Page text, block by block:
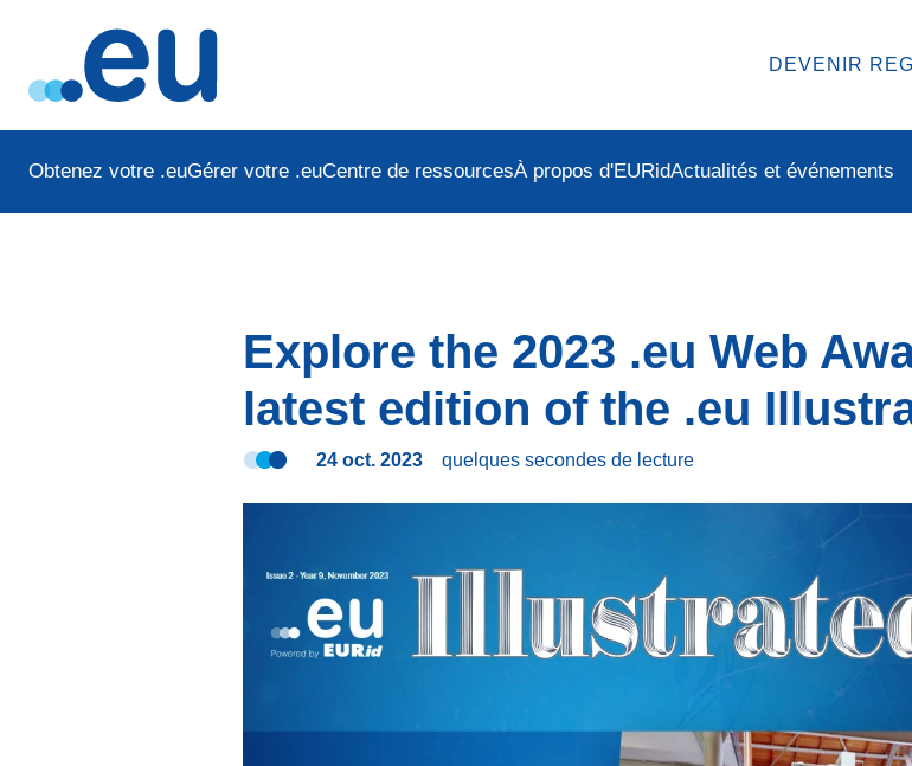
DEVENIR
Obtenez votre .euGérer votre .euCentre de ressourcesÀ propos d'EURidActualités et événements
Explore the 2023 .eu Web
latest edition of the .eu
24 oct. 2023 quelques secondesde lecture